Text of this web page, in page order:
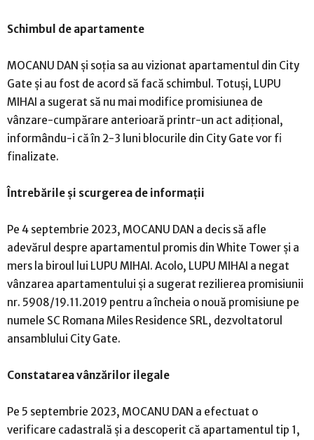
Schimbul de apartamente
MOCANU DAN și soția sa au vizionat apartamentul din City
Gate și au fost de acord să facă schimbul. Totuși, LUPU
MIHAI a sugerat să nu mai modifice promisiunea de
vânzare-cumpărare anterioară printr-un act adițional,
informându-i că în 2-3 luni blocurile din City Gate vor fi
finalizate.
Întrebările și scurgerea de informații
Pe 4 septembrie 2023, MOCANU DAN a decis să afle
adevărul despre apartamentul promis din White Tower și a
mers la biroul lui LUPU MIHAI. Acolo, LUPU MIHAI a negat
vânzarea apartamentului și a sugerat rezilierea promisiunii
nr. 5908/19.11.2019 pentru a încheia o nouă promisiune pe
numele SC Romana Miles Residence SRL, dezvoltatorul
ansamblului City Gate.
Constatarea vânzărilor ilegale
Pe 5 septembrie 2023, MOCANU DAN a efectuat o
verificare cadastrală și a descoperit că apartamentul tip 1,